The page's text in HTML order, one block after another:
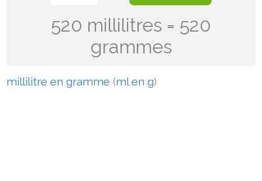
520 millilitres = 520
grammes
millilitre en gramme (ml en g)